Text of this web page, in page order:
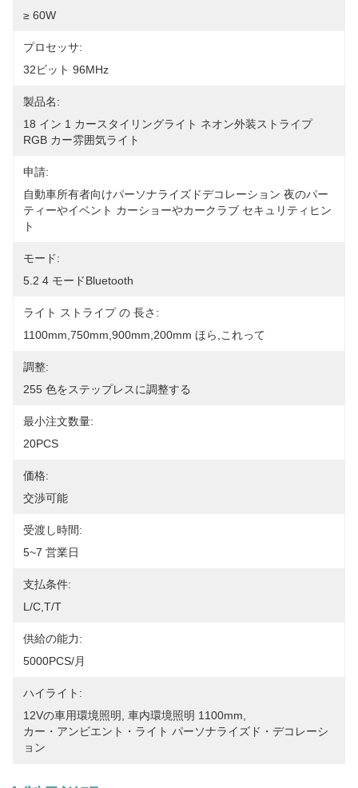
≥ 60W
プロセッサ:
32ビット 96MHz
製品名:
18 イン 1 カースタイリングライト ネオン外装ストライプ
RGB カー雰囲気ライト
申請:
自動車所有者向けパーソナライズドデコレーション 夜のパー
ティーやイベント カーショーやカークラブ セキュリティヒン
ト
モード:
5.2 4 モードBluetooth
ライト ストライプ の 長さ:
1100mm,750mm,900mm,200mm ほら,これって
調整:
255 色をステップレスに調整する
最小注文数量:
20PCS
価格:
交渉可能
受渡し時間:
5~7 営業日
支払条件:
L/C,T/T
供給の能力:
5000PCS/月
ハイライト:
12Vの車用環境照明
車内環境照明 1100mm
カー・アンビエント・ライト パーソナライズド・デコレーシ
ョン